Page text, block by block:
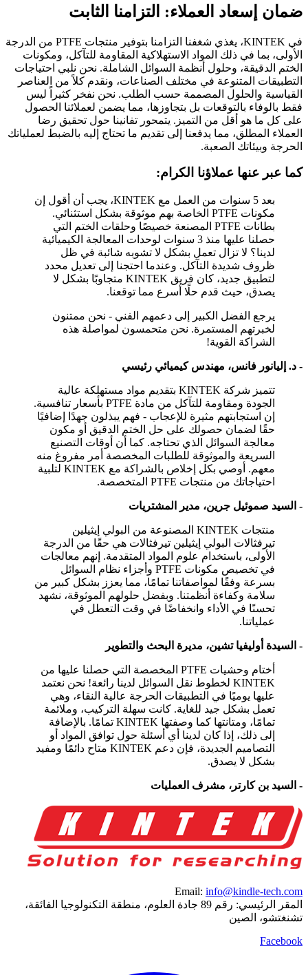
ضمان إسعاد العملاء: التزامنا الثابت
في KINTEK، يغذي شغفنا التزامنا بتوفير منتجات PTFE من الدرجة
الأولى، بما في ذلك المواد الاستهلاكية المقاومة للتآكل، ومكونات
الختم الدقيقة، وحلول أنظمة السوائل الشاملة. نحن نلبي احتياجات
التطبيقات المتنوعة في مختلف الصناعات، ونقدم كلاً من العناصر
القياسية والحلول المصممة حسب الطلب. نحن نفخر كثيراً ليس
فقط بالوفاء بالتوقعات بل بتجاوزها، مما يضمن لعملائنا الحصول
على كل ما هو أقل من التميز. يتمحور تفانينا حول تحقيق رضا
العملاء المطلق، مما يدفعنا إلى تقديم ما تحتاج إليه بالضبط لعملياتك
الحرجة وبيئاتك الصعبة.
كما عبر عنها عملاؤنا الكرام:
بعد 5 سنوات من العمل مع KINTEK، يجب أن أقول إن
مكونات PTFE الخاصة بهم موثوقة بشكل استثنائي.
بطانات PTFE المصنعة خصيصًا وحلقات الختم التي
حصلنا عليها منذ 3 سنوات لوحدات المعالجة الكيميائية
لدينا؟ لا تزال تعمل بشكل لا تشوبه شائبة في ظل
ظروف شديدة التآكل. وعندما احتجنا إلى تعديل محدد
لتطبيق جديد، كان فريق KINTEK متجاوبًا بشكل لا
يصدق، حيث قدم حلًا أسرع مما توقعنا.
يرجع الفضل الكبير إلى دعمهم الفني - نحن ممتنون
لخبرتهم المستمرة. نحن متحمسون لمواصلة هذه
الشراكة القوية!
- د. إليانور فانس، مهندس كيميائي رئيسي
تتميز شركة KINTEK بتقديم مواد مستهلكة عالية
الجودة ومقاومة للتآكل من مادة PTFE بأسعار تنافسية.
إن استجابتهم مثيرة للإعجاب - فهم يبذلون جهدًا إضافيًا
حقًا لضمان حصولك على حل الختم الدقيق أو مكون
معالجة السوائل الذي تحتاجه. كما أن أوقات التصنيع
السريعة والموثوقة للطلبات المخصصة أمر مفروغ منه
معهم. أوصي بكل إخلاص بالشراكة مع KINTEK لتلبية
احتياجاتك من منتجات PTFE المتخصصة.
- السيد صموئيل جرين، مدير المشتريات
منتجات KINTEK المصنوعة من البولي إيثيلين
تيرفثالات البولي إيثيلين تيرفثالات هي حقًا من الدرجة
الأولى، باستخدام علوم المواد المتقدمة. إنهم معالجات
في تخصيص مكونات PTFE وأجزاء نظام السوائل
بسرعة وفقًا لمواصفاتنا تمامًا، مما يعزز بشكل كبير من
سلامة وكفاءة أنظمتنا. وبفضل حلولهم الموثوقة، نشهد
تحسنًا في الأداء وانخفاضًا في وقت التعطل في
عملياتنا.
- السيدة أوليفيا تشين، مديرة البحث والتطوير
أختام وحشيات PTFE المخصصة التي حصلنا عليها من
KINTEK لخطوط نقل السوائل لدينا رائعة! نحن نعتمد
عليها يوميًا في التطبيقات الحرجة عالية النقاء، وهي
تعمل بشكل جيد للغاية. كانت سهلة التركيب، وملائمة
تمامًا، ومتانتها كما وصفتها KINTEK تمامًا. بالإضافة
إلى ذلك، إذا كان لدينا أي أسئلة حول توافق المواد أو
التصاميم الجديدة، فإن دعم KINTEK متاح دائمًا ومفيد
بشكل لا يصدق.
- السيد بن كارتر، مشرف العمليات
Email: info@kindle-tech.com
المقر الرئيسي: رقم 89 جادة العلوم، منطقة التكنولوجيا الفائقة،
تشنغتشو، الصين
Facebook